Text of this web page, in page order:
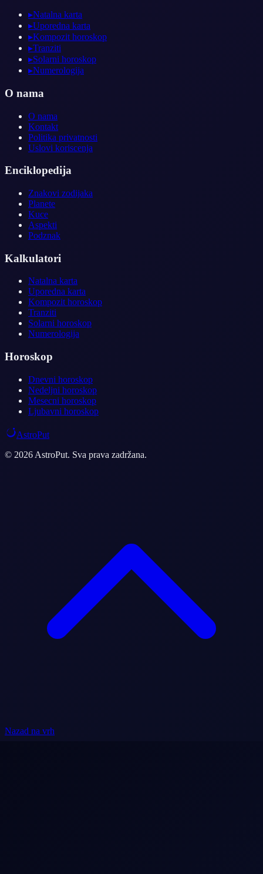
▸Natalna karta
▸Uporedna karta
▸Kompozit horoskop
▸Tranziti
▸Solarni horoskop
▸Numerologija
O nama
O nama
Kontakt
Politika privatnosti
Uslovi koriscenja
Enciklopedija
Znakovi zodijaka
Planete
Kuce
Aspekti
Podznak
Kalkulatori
Natalna karta
Uporedna karta
Kompozit horoskop
Tranziti
Solarni horoskop
Numerologija
Horoskop
Dnevni horoskop
Nedeljni horoskop
Mesecni horoskop
Ljubavni horoskop
AstroPut
© 2026 AstroPut. Sva prava zadržana.
Nazad na vrh